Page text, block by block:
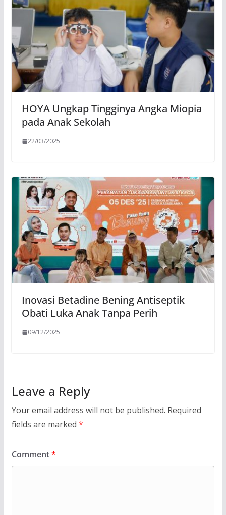
HOYA Ungkap Tingginya Angka Miopia
pada Anak Sekolah
22/03/2025
Inovasi Betadine Bening Antiseptik
Obati Luka Anak Tanpa Perih
09/12/2025
Leave a Reply
Your email address will not be published. Required
fields are marked *
Comment*